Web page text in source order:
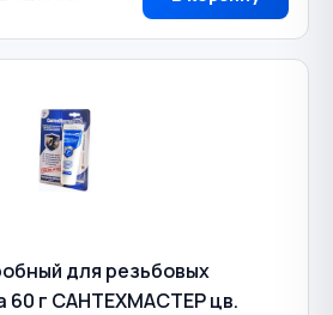
для резьбовых
60 г САНТЕХМАСТЕР цв.